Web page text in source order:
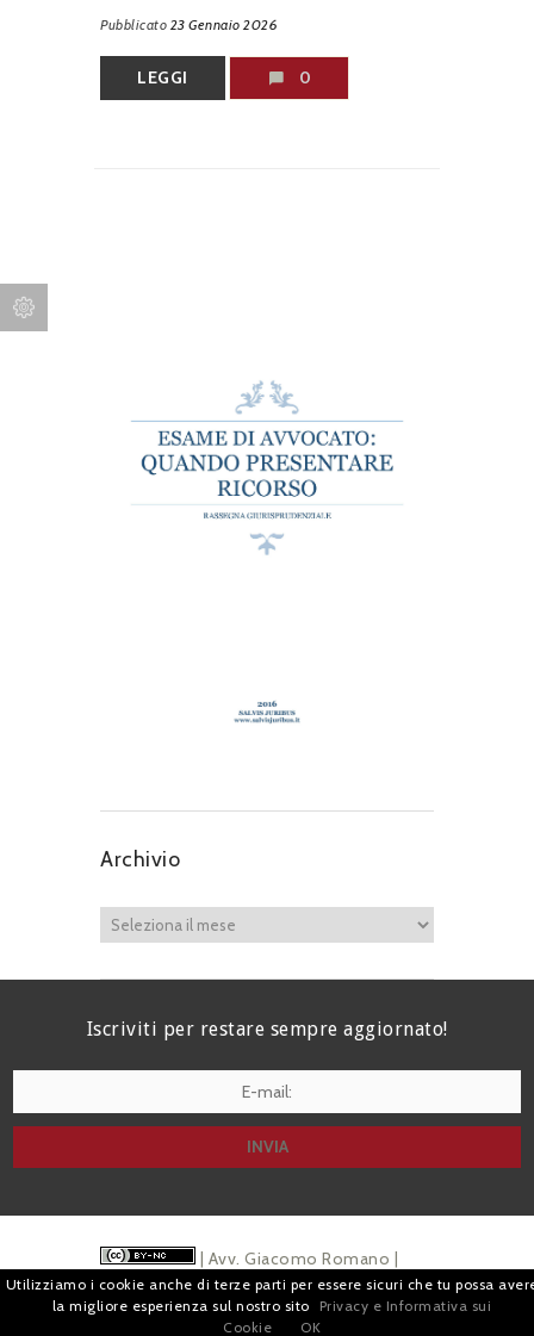
Pubblicato 23 Gennaio 2026
LEGGI 0
Archivio
Iscriviti per restare sempre aggiornato!
| Avv. Giacomo Romano |
Piazza di Campitelli, 2 - 00186 Roma | P.I.
Utilizziamo i cookie anche di terze parti per essere sicuri che tu possa
la migliore esperienza sul nostro sito
Privacy e Informativa sui
Cookie
OK